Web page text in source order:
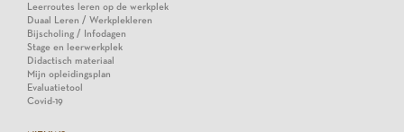
Leerroutes leren op de werkplek
Duaal Leren / Werkplekleren
Bijscholing / Infodagen
Stage en leerwerkplek
Didactisch materiaal
Mijn opleidingsplan
Evaluatietool
Covid-19